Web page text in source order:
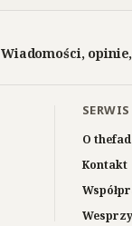
Wiadomości,
SERWIS
O
Kontakt